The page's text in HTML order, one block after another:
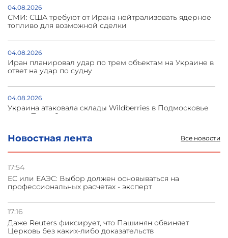
Новостная лента Все новости
17:54
ЕС или ЕАЭС: Выбор должен основываться на
профессиональных расчетах - эксперт
17:16
Даже Reuters фиксирует, что Пашинян обвиняет
Церковь без каких-либо доказательств
04.08.2026
СМИ: США требуют от Ирана нейтрализовать ядерное
топливо для возможной сделки
04.08.2026
Иран планировал удар по трем объектам на Украине в
ответ на удар по судну
04.08.2026
Украина атаковала склады Wildberries в Подмосковье
и под Петербургом
03.08.2026
Стратегия безопасности ОДКБ допускает применение
03.08.2026
31.07.2026